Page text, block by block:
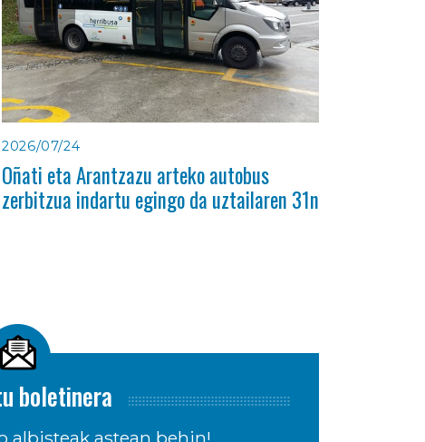
2026/07/24
Oñati eta Arantzazu arteko autobus
zerbitzua indartu egingo da uztailaren 31n
boletinera
albisteak astean behin!